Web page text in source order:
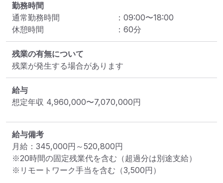
勤務時間
通常勤務時間
： 09:00〜18:00
休憩時間
： 60分
残業の有無について
残業が発生する場合があります
給与
想定年収 4,960,000〜7,070,000円
給与備考
月給：345,000円～520,800円
※20時間の固定残業代を含む（超過分は別途支給）
※リモートワーク手当を含む（3,500円）